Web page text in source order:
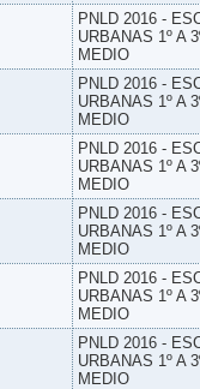
PNLD 2016 -
URBANAS 1º A
MEDIO
PNLD 2016 -
URBANAS 1º A
MEDIO
PNLD 2016 -
URBANAS 1º A
MEDIO
PNLD 2016 -
URBANAS 1º A
MEDIO
PNLD 2016 -
URBANAS 1º A
MEDIO
PNLD 2016 -
URBANAS 1º A
MEDIO